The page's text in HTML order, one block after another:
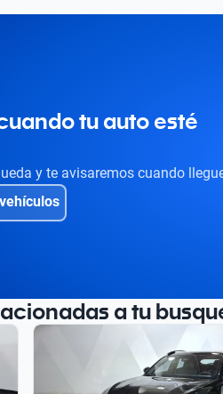
tu auto esté
y te avisaremos cuando
a tu